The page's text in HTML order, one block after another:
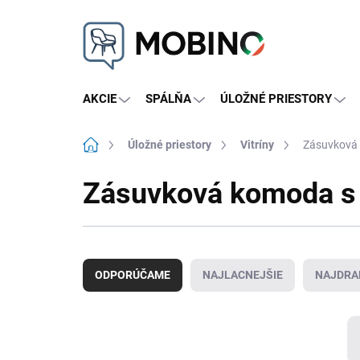
AKCIE SPÁLŇA ÚLOŽNÉ PRIESTORY
DomovÚložné priestory Vitríny
Zásuvková komoda
a
d
ODPORÚČAME NAJLACNEJŠIE